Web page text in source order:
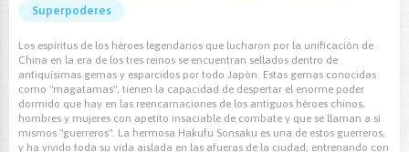
Superpoderes
Los espíritus de los héroes legendarios que lucharon por la unificación de
China en la era de los tres reinos se encuentran sellados dentro de
antiquísimas gemas y esparcidos por todo Japón. Estas gemas conocidas
como "magatamas", tienen la capacidad de despertar el enorme poder
dormido que hay en las reencarnaciones de los antiguos héroes chinos,
hombres y mujeres con apetito insaciable de combate y que se llaman a sí
mismos "guerreros". La hermosa Hakufu Sonsaku es una de estos guerreros,
y ha vivido toda su vida aislada en las afueras de la ciudad, entrenando con